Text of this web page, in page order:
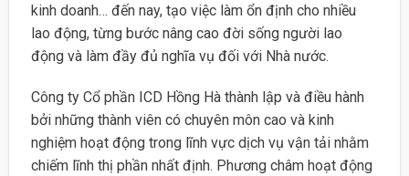
kinh doanh… đến nay, tạo việc làm ổn định cho nhiều
lao động, từng bước nâng cao đời sống người lao
động và làm đầy đủ nghĩa vụ đối với Nhà nước.
Công ty Cổ phần ICD Hồng Hà thành lập và điều hành
bởi những thành viên có chuyên môn cao và kinh
nghiệm hoạt động trong lĩnh vực dịch vụ vận tải nhằm
chiếm lĩnh thị phần nhất định. Phương châm hoạt động